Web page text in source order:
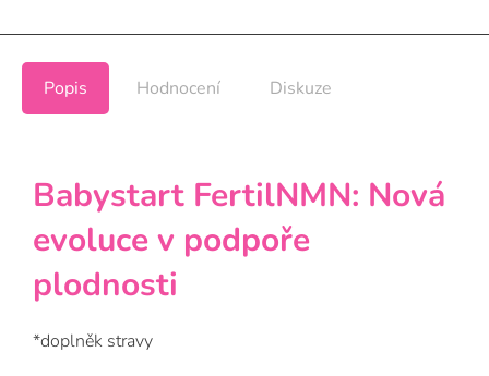
Popis Hodnocení Diskuze
Babystart FertilNMN: Nová
evoluce v podpoře
plodnosti
*doplněk stravy